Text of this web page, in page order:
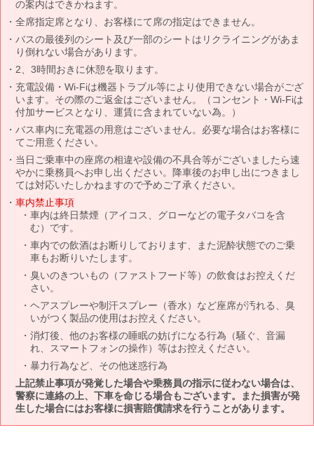
の案内はできかねます。
全席指定席となり、お客様にて席の指定はできません。
バスの最後列のシート及び一部のシートはリクライニングがあま
り倒れない場合があります。
2、3時間おきに休憩を取ります。
充電設備・Wi-Fiは機器トラブル等により使用できない場合がござ
います。その際のご返金はございません。（コンセント・Wi-Fiは
付加サービスとなり、運賃に含まれていない為。）
バス車内に充電器の用意はございません。必要な場合はお客様に
てご用意ください。
当日ご乗車中の座席の相違や設備の不具合等がございましたら速
やかに乗務員へお申し出ください。降車後のお申し出につきまし
ては対応いたしかねますので予めご了承ください。
車内禁止事項
車内は終日禁煙（アイコス、グローなどの電子タバコを含
む）です。
車内での飲酒はお断りしております、また泥酔状態でのご乗
車もお断りいたします。
臭いのきついもの（ファストフード等）の飲食はお控えくだ
さい。
ヘアスプレーや制汗スプレー（香水）など座席が汚れる、臭
いがつく製品の使用はお控えください。
消灯後、他のお客様の睡眠の妨げになる行為（騒ぐ、音漏
れ、スマートフォンの操作）等はお控えください。
暴力行為など、その他迷惑行為
上記禁止事項が発覚した場合や乗務員の指示に従わない場合は、
警察に連絡の上、下車を命じる場合もございます。また損害が発
生した場合にはお客様に損害賠償請求を行うことがあります。